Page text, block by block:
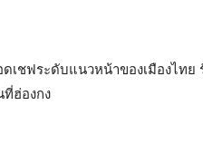
เชฟระดับแนวหน้าของเมืองไทย
ฮ่องกง